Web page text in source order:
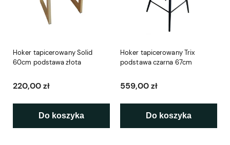
Hoker tapicerowany Solid
60cm podstawa złota
220,00 zł
Do koszyka
Hoker tapicerowany Trix
podstawa czarna 67cm
559,00 zł
Do koszyka